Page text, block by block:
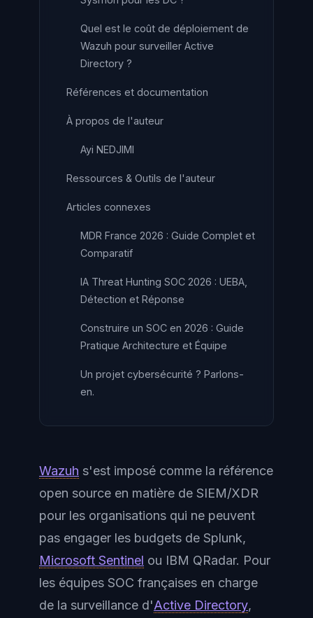
Quel est le coût de déploiement de
Wazuh pour surveiller Active
Directory ?
Références et documentation
À propos de l'auteur
Ayi NEDJIMI
Ressources & Outils de l'auteur
Articles connexes
MDR France 2026 : Guide Complet et
Comparatif
IA Threat Hunting SOC 2026 : UEBA,
Détection et Réponse
Construire un SOC en 2026 : Guide
Pratique Architecture et Équipe
Un projet cybersécurité ? Parlons-
en.
Wazuh s'est imposé comme la référence
open source en matière de SIEM/XDR
pour les organisations qui ne peuvent
pas engager les budgets de Splunk,
Microsoft Sentinel ou IBM QRadar. Pour
les équipes SOC françaises en charge
de la surveillance d'Active Directory,